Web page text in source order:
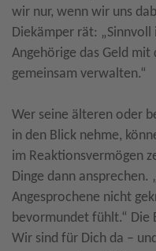
wir nur, wenn wir uns
Diekämper rät: „Sinnvoll
Angehörige das Geld
gemeinsam verwalten.“
Wer seine älteren oder
in den Blick nehme,
im Reaktionsvermögen
Dinge dann ansprechen.
Angesprochene nicht
bevormundet fühlt.“ Die
Wir sind für Dich da –